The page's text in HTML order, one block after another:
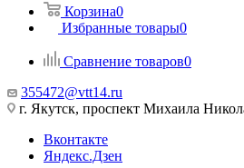
Корзина0
Избранные товары0
Сравнение товаров0
355472@vtt14.ru
г. Якутск, проспект Михаила
Вконтакте
Яндекс.Дзен